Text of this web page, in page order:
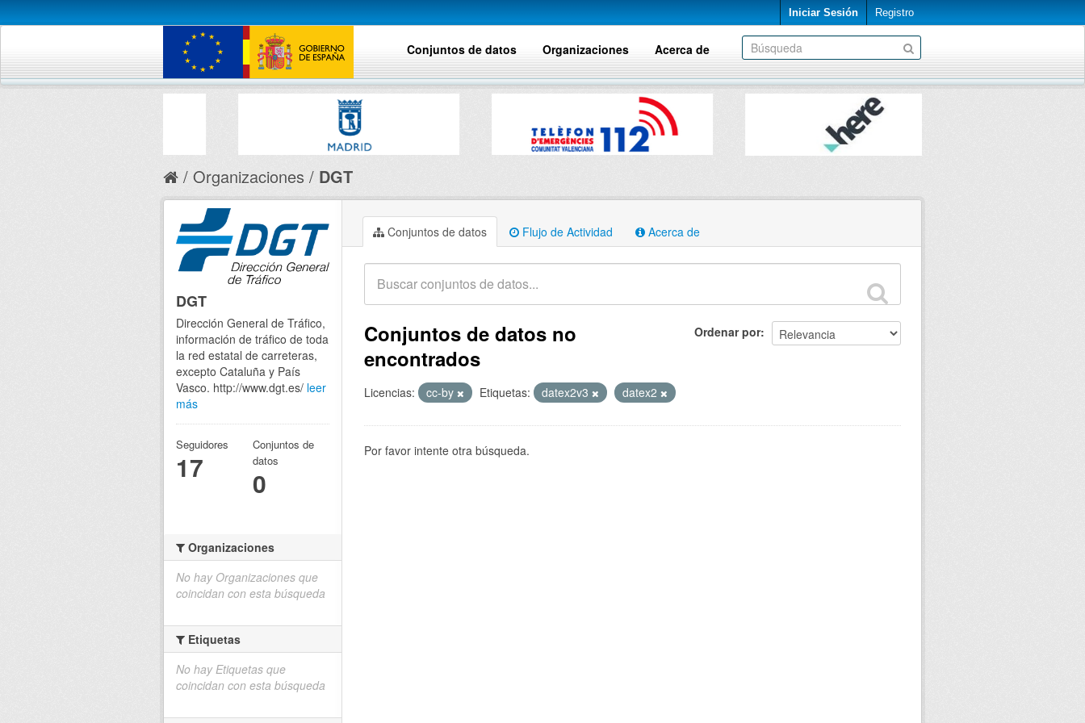
Iniciar Sesión Registro
Conjuntos de datos Organizaciones Acerca de
Organizaciones DGT
Conjuntos de datos Flujo de Actividad Acerca de
Ordenar por
Conjuntos de datos no
encontrados
Licencias: cc-by Etiquetas: datex2v3 datex2
Por favor intente otra búsqueda.
DGT
Dirección General de Tráfico,
información de tráfico de toda
la red estatal de carreteras,
excepto Cataluña y País
Vasco. http://www.dgt.es/ leer
más
Seguidores
17
Conjuntos de
datos
0
Organizaciones
No hay Organizaciones que
coincidan con esta búsqueda
Etiquetas
No hay Etiquetas que
coincidan con esta búsqueda